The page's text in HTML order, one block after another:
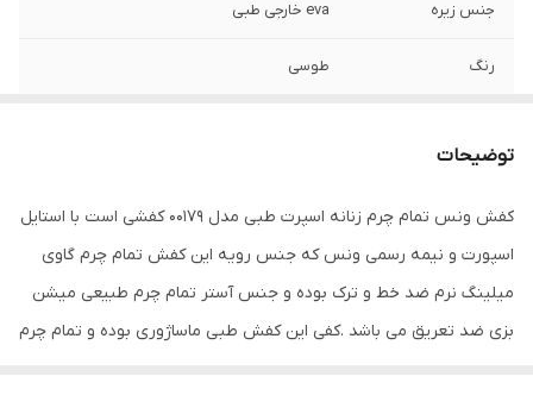
جنس زیره eva خارجی طبی
رنگ طوسی
توضیحات
کفش ونس تمام چرم زنانه اسپرت طبی مدل 00179 کفشی است با استایل
اسپورت و نیمه رسمی ونس که جنس رویه این کفش تمام چرم گاوی
میلینگ نرم ضد خط و ترک بوده و جنس آستر تمام چرم طبیعی میشن
بزی ضد تعریق می باشد .کفی این کفش طبی ماساژوری بوده و تمام چرم